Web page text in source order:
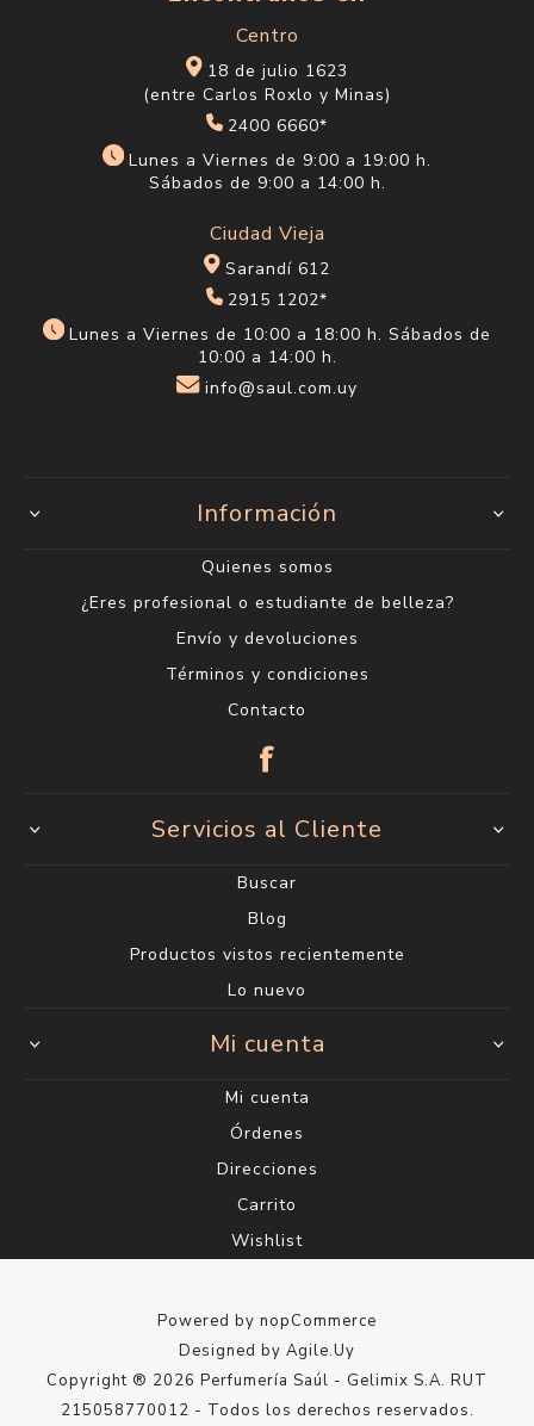
Centro
18 de julio 1623
(entre Carlos Roxlo y Minas)
2400 6660*
Lunes a Viernes de 9:00 a 19:00 h.
Sábados de 9:00 a 14:00 h.
Ciudad Vieja
Sarandí 612
2915 1202*
Lunes a Viernes de 10:00 a 18:00 h. Sábados de
10:00 a 14:00 h.
info@saul.com.uy
Información
Quienes somos
¿Eres profesional o estudiante de belleza?
Envío y devoluciones
Términos y condiciones
Contacto
Servicios al Cliente
Buscar
Blog
Productos vistos recientemente
Lo nuevo
Mi cuenta
Mi cuenta
Órdenes
Direcciones
Carrito
Wishlist
Powered by nopCommerce
Designed by Agile.Uy
Copyright ® 2026 Perfumería Saúl - Gelimix S.A. RUT
215058770012 - Todos los derechos reservados.